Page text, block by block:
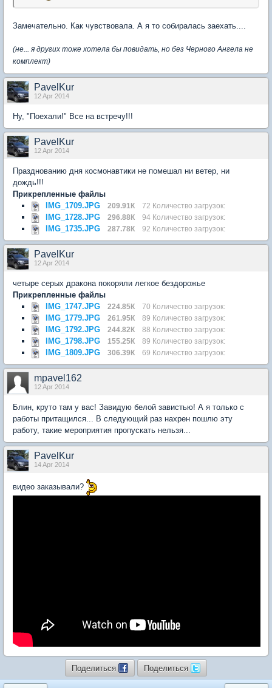
Замечательно. Как чувствовала. А я то собиралась заехать....
(не... я других тоже хотела бы повидать, но без Черного Ангела не
комплект)
PavelKur
12 Apr 2014
Ну, "Поехали!" Все на встречу!!!
PavelKur
12 Apr 2014
Празднованию дня космонавтики не помешал ни ветер, ни
дождь!!!
Прикрепленные файлы
IMG_1709.JPG
209.91К 72 Количество загрузок:
IMG_1728.JPG 296.88К 94 Количество загрузок:
IMG_1735.JPG 287.78К 92 Количество загрузок:
PavelKur
12 Apr 2014
четыре серых дракона покоряли легкое бездорожье
Прикрепленные файлы
IMG_1747.JPG
224.85К 70 Количество загрузок:
IMG_1779.JPG 261.95К 89 Количество загрузок:
IMG_1792.JPG 244.82К 88 Количество загрузок:
IMG_1798.JPG 155.25К 89 Количество загрузок:
IMG_1809.JPG 306.39К 69 Количество загрузок:
mpavel162
12 Apr 2014
Блин, круто там у вас! Завидую белой завистью! А я только с
работы притащился... В следующий раз нахрен пошлю эту
работу, такие мероприятия пропускать нельзя...
PavelKur
14 Apr 2014
видео заказывали?
Поделиться Поделиться